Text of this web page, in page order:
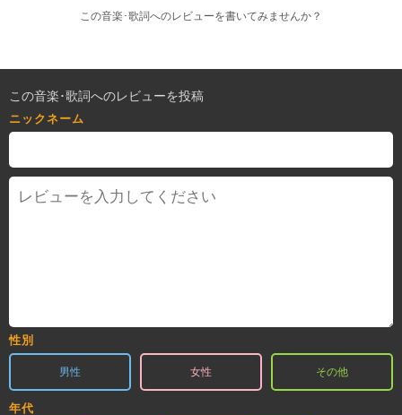
この音楽･歌詞へのレビューを書いてみませんか？
この音楽･歌詞へのレビューを投稿
ニックネーム
性別
男性 女性 その他
年代